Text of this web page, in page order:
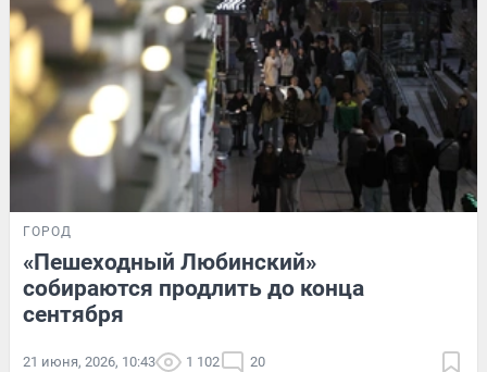
ГОРОД
«Пешеходный Любинский»
собираются продлить до конца
сентября
21 июня, 2026, 10:43 1 102 20